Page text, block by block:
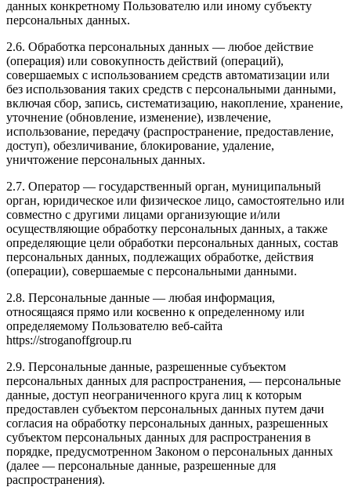
данных конкретному Пользователю или иному субъекту
персональных данных.
2.6. Обработка персональных данных — любое действие
(операция) или совокупность действий (операций),
совершаемых с использованием средств автоматизации или
без использования таких средств с персональными данными,
включая сбор, запись, систематизацию, накопление, хранение,
уточнение (обновление, изменение), извлечение,
использование, передачу (распространение, предоставление,
доступ), обезличивание, блокирование, удаление,
уничтожение персональных данных.
2.7. Оператор — государственный орган, муниципальный
орган, юридическое или физическое лицо, самостоятельно или
совместно с другими лицами организующие и/или
осуществляющие обработку персональных данных, а также
определяющие цели обработки персональных данных, состав
персональных данных, подлежащих обработке, действия
(операции), совершаемые с персональными данными.
2.8. Персональные данные — любая информация,
относящаяся прямо или косвенно к определенному или
определяемому Пользователю веб-сайта
https://stroganoffgroup.ru
2.9. Персональные данные, разрешенные субъектом
персональных данных для распространения, — персональные
данные, доступ неограниченного круга лиц к которым
предоставлен субъектом персональных данных путем дачи
согласия на обработку персональных данных, разрешенных
субъектом персональных данных для распространения в
порядке, предусмотренном Законом о персональных данных
(далее — персональные данные, разрешенные для
распространения).